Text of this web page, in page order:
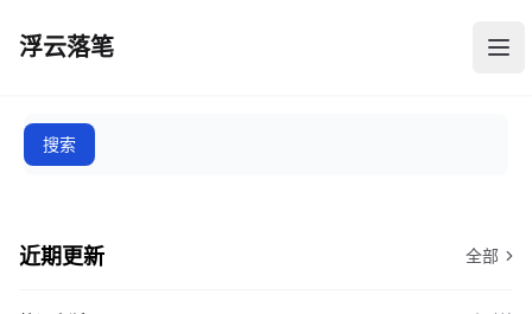
浮云落笔
浮云落笔 打
近期更新 全部